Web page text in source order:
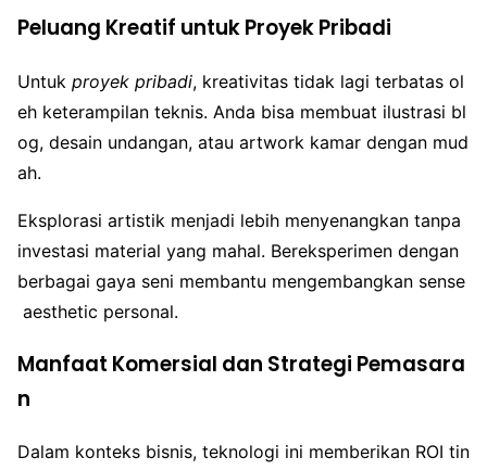
Peluang Kreatif untuk Proyek Pribadi
Untuk proyek pribadi, kreativitas tidak lagi terbatas ol
eh keterampilan teknis. Anda bisa membuat ilustrasi bl
og, desain undangan, atau artwork kamar dengan mud
ah.
Eksplorasi artistik menjadi lebih menyenangkan tanpa
investasi material yang mahal. Bereksperimen dengan
berbagai gaya seni membantu mengembangkan sense
aesthetic personal.
Manfaat Komersial dan Strategi Pemasara
n
Dalam konteks bisnis, teknologi ini memberikan ROI tin